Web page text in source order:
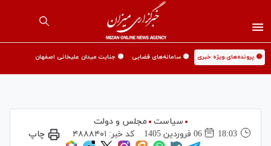
🟡 پرونده‌های ویژه خبری 🟡 سامانه‌های قضایی 🟡 جنایت میدان علیخانی اصفهان
سیاست
مجلس و دولت
18:03
06 فروردين 1405 کد خبر: ۴۸۸۸۴۰۱ چاپ